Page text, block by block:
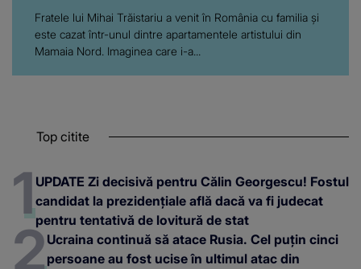
Fratele lui Mihai Trăistariu a venit în România cu familia și
este cazat într-unul dintre apartamentele artistului din
Mamaia Nord. Imaginea care i-a...
Top citite
UPDATE Zi decisivă pentru Călin Georgescu! Fostul
candidat la prezidențiale află dacă va fi judecat
pentru tentativă de lovitură de stat
Ucraina continuă să atace Rusia. Cel puțin cinci
persoane au fost ucise în ultimul atac din